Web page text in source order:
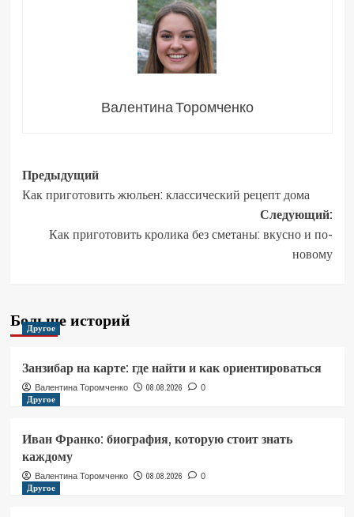
Валентина Торомченко
Навигация
записи
Предыдущий
Как приготовить жюльен: классический рецепт дома
Следующий:
Как приготовить кролика без сметаны: вкусно и по-
новому
Больше историй
Другое
Занзибар на карте: где найти и как ориентироваться
Валентина Торомченко 08.08.2026 0
Другое
Иван Франко: биография, которую стоит знать
каждому
Валентина Торомченко 08.08.2026 0
Другое